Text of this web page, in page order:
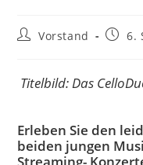
Vorstand 6.
Titelbild: Das
Erleben Sie den
beiden jungen